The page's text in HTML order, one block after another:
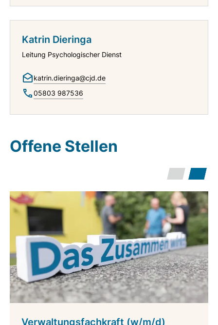
Katrin Dieringa
Leitung Psychologischer Dienst
katrin.dieringa@cjd.de
05803 987536
Offene Stellen
Verwaltungsfachkraft (w/m/d)